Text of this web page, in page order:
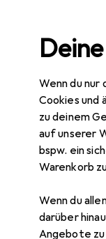
Wenn du
Cookies und
zu deinem
auf unserer
bspw. ein
Warenkorb
Wenn du
darüber
Angebote